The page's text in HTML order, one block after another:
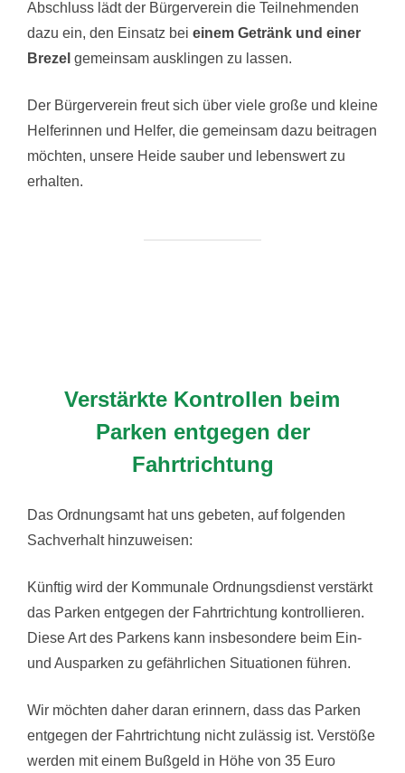
Abschluss lädt der Bürgerverein die Teilnehmenden
dazu ein, den Einsatz bei einem Getränk und einer
Brezel gemeinsam ausklingen zu lassen.
Der Bürgerverein freut sich über viele große und kleine
Helferinnen und Helfer, die gemeinsam dazu beitragen
möchten, unsere Heide sauber und lebenswert zu
erhalten.
Verstärkte Kontrollen beim
Parken entgegen der
Fahrtrichtung
Das Ordnungsamt hat uns gebeten, auf folgenden
Sachverhalt hinzuweisen:
Künftig wird der Kommunale Ordnungsdienst verstärkt
das Parken entgegen der Fahrtrichtung kontrollieren.
Diese Art des Parkens kann insbesondere beim Ein-
und Ausparken zu gefährlichen Situationen führen.
Wir möchten daher daran erinnern, dass das Parken
entgegen der Fahrtrichtung nicht zulässig ist. Verstöße
werden mit einem Bußgeld in Höhe von 35 Euro